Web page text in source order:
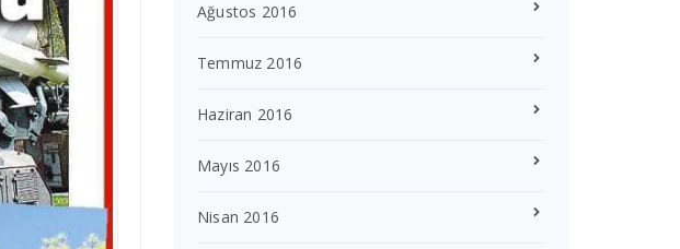
Ağustos 2016
Temmuz 2016
Haziran 2016
Mayıs 2016
Nisan 2016